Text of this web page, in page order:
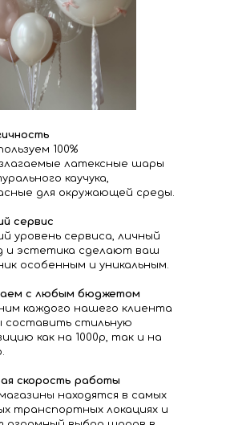
100%
латексные шары
каучука,
для окружающей среды.
сервис
уровень сервиса, личный
и эстетика сделают ваш
особенным и уникальным.
с любым бюджетом
каждого нашего клиента
составить стильную
как на 1000р, так и на
скорость работы
находятся в самых
транспортных локациях и